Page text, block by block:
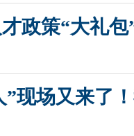
政策“大礼包
现场又来了